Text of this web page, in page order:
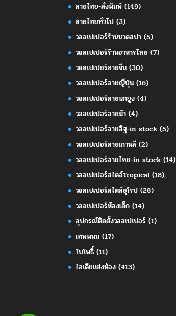
ลายไทย-สั่งพิมพ์ (149)
ลายไทยทั่วไป (3)
วอลเปเปอร์ร้านนวดสปา (5)
วอลเปเปอร์ร้านอาหารไทย (7)
วอลเปเปอร์ลายจีน (30)
วอลเปเปอร์ลายญี่ปุ่น (16)
วอลเปเปอร์ลายนกยูง (4)
วอลเปเปอร์ลายม้า (4)
วอลเปเปอร์ลายอิฐ-in stock (5)
วอลเปเปอร์ลายเกาหลี (2)
วอลเปเปอร์ลายไทย-in stock (14)
วอลเปเปอร์สไตล์Tropical (18)
วอลเปเปอร์สไตล์ยุโรป (28)
วอลเปเปอร์ห้องเด็ก (14)
อุปกรณ์ติดตั้งวอลเปเปอร์ (1)
เทพพนม (17)
ใบโพธิ์ (11)
ไอเดียแต่งห้อง (413)